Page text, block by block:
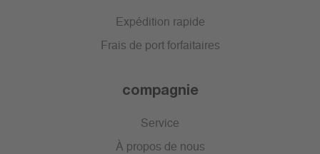
Expédition rapide
Frais de port forfaitaires
compagnie
Service
À propos de nous